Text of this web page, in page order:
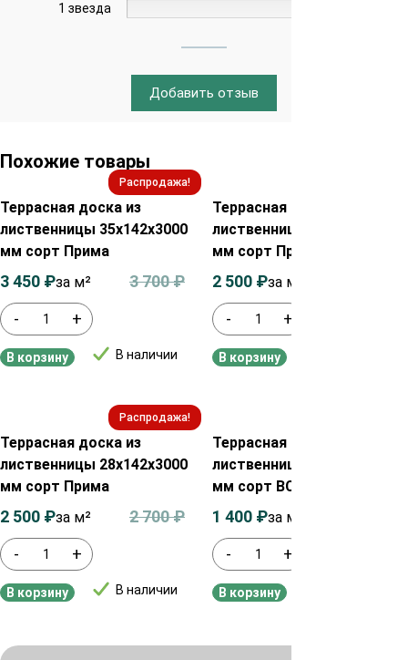
1 звезда
Добавить отзыв
Похожие товары
Распродажа!
Террасная доска из
лиственницы 35х142х3000
мм сорт Прима
- +
В наличии
3 700₽
3 450 ₽за м²
В корзину
Террасная доска из
лиственницы 28х142х2500
мм сорт Прима
- +
2 500 ₽за м²
В корзину
Распродажа!
Террасная доска из
лиственницы 28х142х3000
мм сорт Прима
- +
В наличии
2 700₽
2 500 ₽за м²
В корзину
Террасная доска из
лиственницы 28х142х2500
мм сорт ВС
- +
1 400 ₽за м²
В корзину